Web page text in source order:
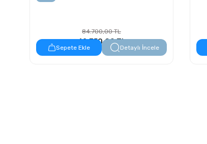
84.700,00 TL
42.350,00 TL
Sepete Ekle Detaylı İncele